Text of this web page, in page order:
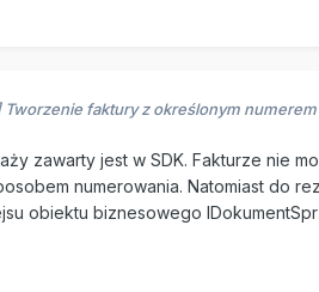
Tworzenie faktury z określonym numerem
zawarty jest w SDK. Fakturze nie
numerowania. Natomiast do
obiektu biznesowego